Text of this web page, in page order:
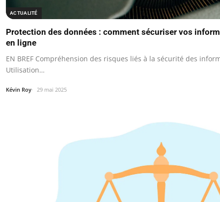
ACTUALITÉ
Protection des données : comment sécuriser vos
en ligne
EN BREF Compréhension des risques liés à la sécurité des
Utilisation…
Kévin Roy 29 mai 2025